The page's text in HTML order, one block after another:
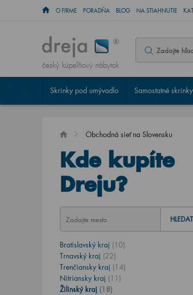
O FIRME PORADŇA BLOG NA STIAHNUTIE
český kúpeľňový nábytok
Skrinky pod umývadlo Samostatné skrinky
Obchodná sieť na Slovensku
Kde kupíte
Dreju?
HLEDAT
Bratislavský kraj (10)
Trnavský kraj (22)
Trenčiansky kraj (14)
Nitriansky kraj (11)
Žilinský kraj (18)